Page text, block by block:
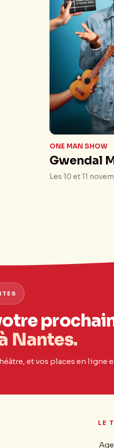
ONE MAN SHOW
Gwendal
Les 10 et 11
Nantes.
et vos places en ligne
LE